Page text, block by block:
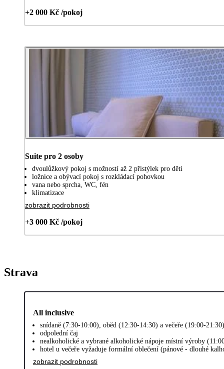
+2 000 Kč /pokoj
Suite pro 2 osoby
dvoulůžkový pokoj s možností až 2 přistýlek pro děti
ložnice a obývací pokoj s rozkládací pohovkou
vana nebo sprcha, WC, fén
klimatizace
zobrazit podrobnosti
+3 000 Kč /pokoj
Strava
All inclusive
snídaně (7:30-10:00), oběd (12:30-14:30) a večeře (19:00-
odpolední čaj
nealkoholické a vybrané alkoholické nápoje místní výroby
hotel u večeře vyžaduje formální oblečení (pánové - dlouhé
zobrazit podrobnosti